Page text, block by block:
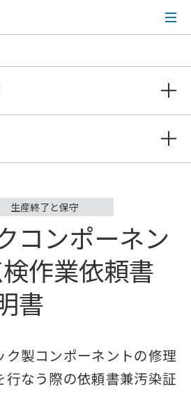
生産終了と保守
コンポーネン
作業依頼書
書
ク製コンポーネントの修理
行なう際の依頼書兼汚染証